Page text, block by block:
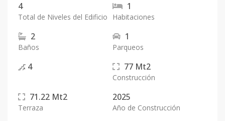
4
Total de Niveles del Edificio
1
Habitaciones
2
Baños
1
Parqueos
4 77 Mt2
Construcción
71.22 Mt2
Terraza
2025
Año de Construcción